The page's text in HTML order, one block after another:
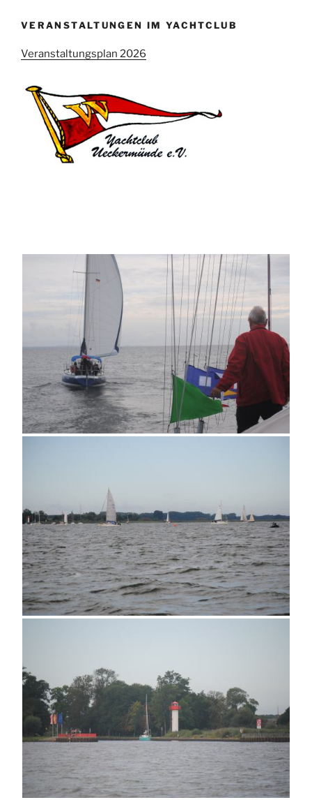
VERANSTALTUNGEN IM YACHTCLUB
Veranstaltungsplan 2026